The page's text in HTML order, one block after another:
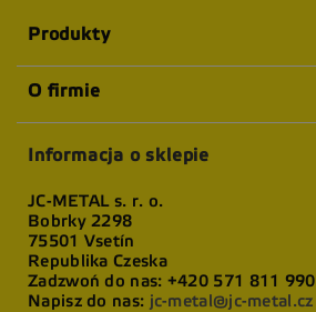
Produkty
O firmie
Informacja o sklepie
JC-METAL s. r. o.
Bobrky 2298
75501 Vsetín
Republika Czeska
Zadzwoń do nas: +420 571 811 990
Napisz do nas: jc-metal@jc-metal.cz